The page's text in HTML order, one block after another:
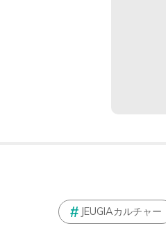
JEUGIAカルチャー